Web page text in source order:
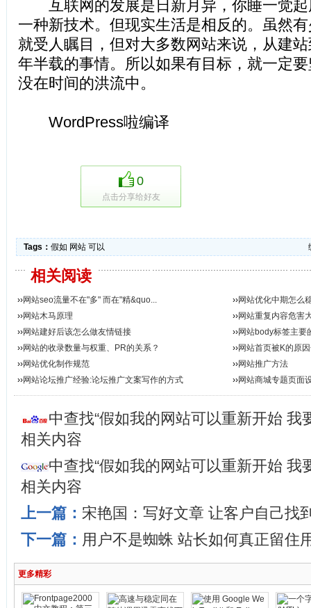
互联网的发展是日新月异，你睡一觉起
一种新技术。但现实生活是相反的。虽然
就受人瞩目，但对大多数网站来说，从建
年半载的事情。所以如果有目标，就一定
没在时间的洪流中。
WordPress啦编译
0
点击分享给好友
Tags： 假如 网站 可以
相关阅读
››网站seo流量不在"多" 而在"精&quo... ››网站优化中期怎么
››网站木马原理 ››网站重复内容危害
››网站建好后该怎么做友情链接 ››网站body标签主要
››网站的收录数量与权重、PR的关系？ ››网站首页被K的原
››网站优化制作规范 ››网站推广方法
››网站论坛推广经验:论坛推广文案写作的方式 ››网站商城专题页面
中查找“假如我的网站可以重新开始 我
相关内容
中查找“假如我的网站可以重新开始 我
相关内容
上一篇： 宋艳国：写好文章 让客户自己找
下一篇： 用户不是蜘蛛 站长如何真正留住
更多精彩